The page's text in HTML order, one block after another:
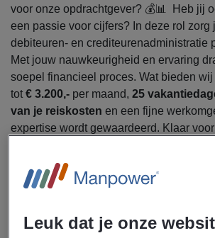
voor onze opdrachtgever? 💰📊 Heb jij
een passie voor cijfers? In deze rol zorg
debiteuren- en crediteurenadministratie
Met jouw nauwkeurigheid en ervaring
soepel financieel proces. Wat bieden
tot€ 3.200,- per maand, 25
van je reiskosten en een fijne
expertise wordt gewaardeerd. Klaar
het team! 🚀
Leuk dat je onze